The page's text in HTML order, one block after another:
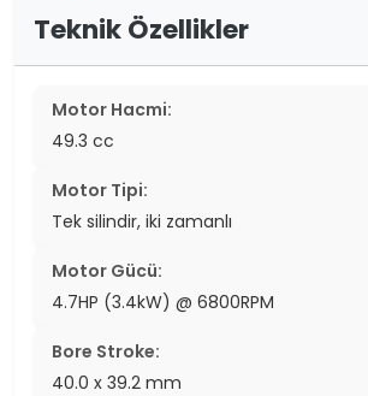
Teknik Özellikler
Motor Hacmi:
49.3 cc
Motor Tipi:
Tek silindir, iki zamanlı
Motor Gücü:
4.7HP (3.4kW) @ 6800RPM
Bore Stroke:
40.0 x 39.2 mm